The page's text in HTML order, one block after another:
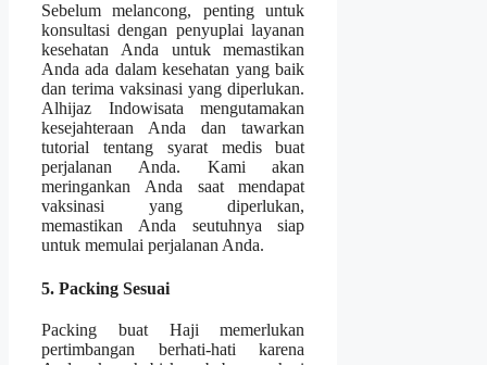
Sebelum melancong, penting untuk
konsultasi dengan penyuplai layanan
kesehatan Anda untuk memastikan
Anda ada dalam kesehatan yang baik
dan terima vaksinasi yang diperlukan.
Alhijaz Indowisata mengutamakan
kesejahteraan Anda dan tawarkan
tutorial tentang syarat medis buat
perjalanan Anda. Kami akan
meringankan Anda saat mendapat
vaksinasi yang diperlukan,
memastikan Anda seutuhnya siap
untuk memulai perjalanan Anda.
5. Packing Sesuai
Packing buat Haji memerlukan
pertimbangan berhati-hati karena